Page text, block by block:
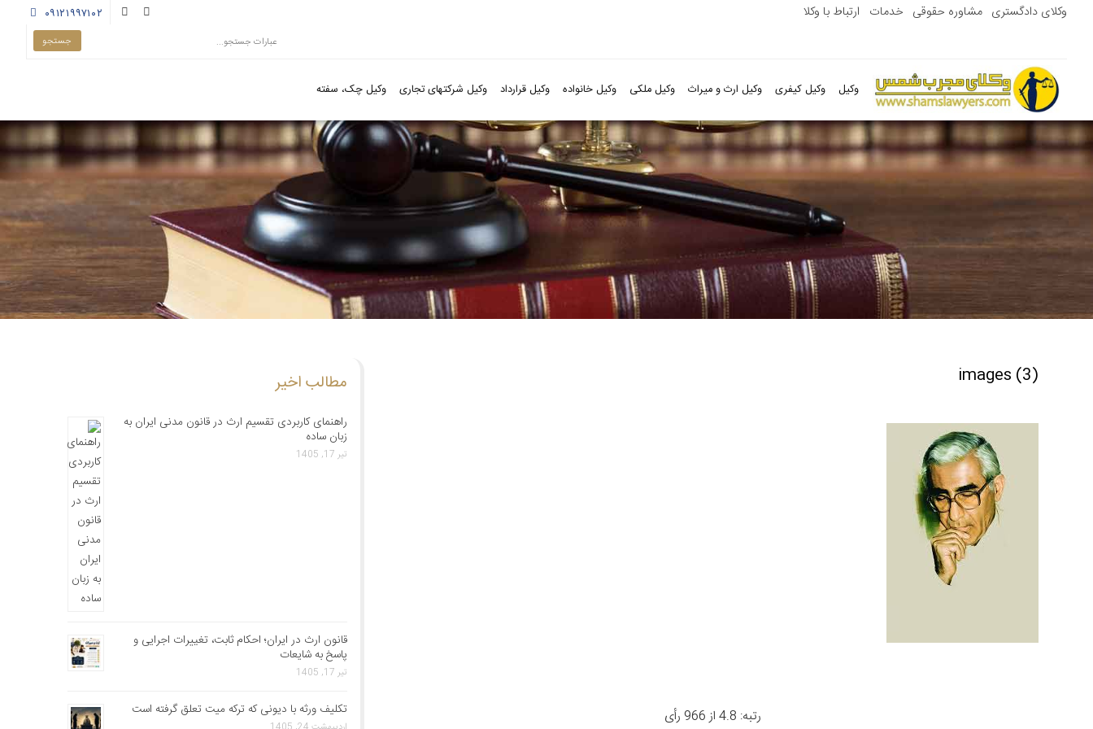
۰۹۱۲۱۹۹۷۱۰۲ وکلای دادگستری مشاوره حقوقی خدمات ارتباط با وکلا
وکیل وکیل کیفری وکیل ارث و میراث وکیل ملکی وکیل خانواده وکیل قرارداد وکیل شرکتهای تجاری وکیل چک، سفته
images (3)
رتبه: 4.8 از 966 رأی
مطالب اخیر
راهنمای کاربردی تقسیم ارث در قانون مدنی ایران به
زبان ساده
تیر 17, 1405
قانون ارث در ایران؛ احکام ثابت، تغییرات اجرایی و
پاسخ به شایعات
تیر 17, 1405
تکلیف ورثه با دیونی که ترکه میت تعلق گرفته است